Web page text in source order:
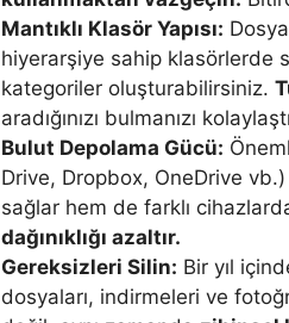
Mantıklı Klasör Yapısı:
hiyerarşiye sahip klasörlerde
kategoriler oluşturabilirsiniz.
aradığınızı bulmanızı
Bulut Depolama Gücü:
Drive, Dropbox, OneDrive
sağlar hem de farklı
dağınıklığı azaltır.
Gereksizleri Silin: Bir yıl
dosyaları, indirmeleri ve